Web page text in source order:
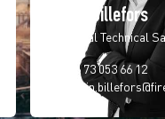
Robin Billefors
Regional Technical
+46 73 053 66 12